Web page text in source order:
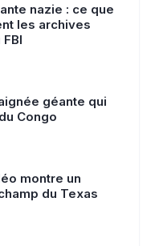
nazie : ce que
les archives
géante qui
Congo
montre un
du Texas